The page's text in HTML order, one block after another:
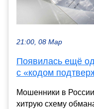
21:00, 08 Мар
Появилась ещё
с «кодом
Мошенники в
хитрую схему